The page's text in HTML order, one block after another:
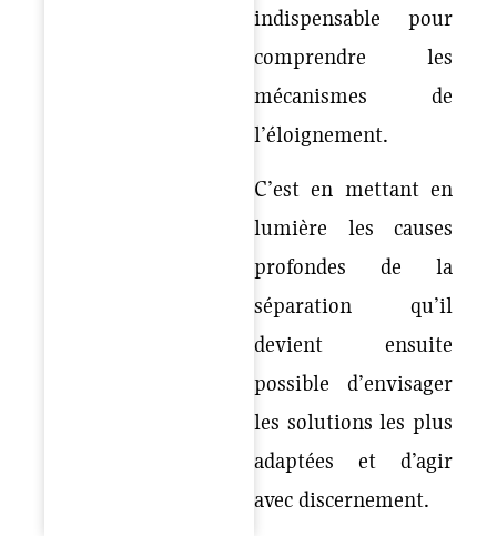
indispensable pour
comprendre les
mécanismes de
l’éloignement.
C’est en mettant en
lumière les causes
profondes de la
séparation qu’il
devient ensuite
possible d’envisager
les solutions les plus
adaptées et d’agir
avec discernement.